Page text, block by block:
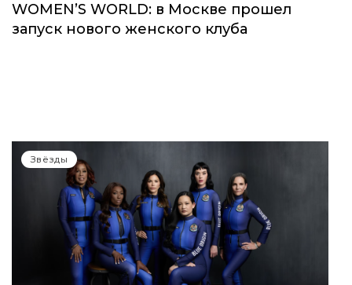
WOMEN’S WORLD: в Москве прошел
запуск нового женского клуба
Звёзды